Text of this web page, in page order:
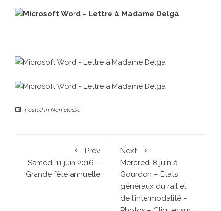
Posted in Non classé
Prev
Samedi 11 juin 2016 –
Grande fête annuelle
Next
Mercredi 8 juin à
Gourdon – États
généraux du rail et
de l’intermodalité –